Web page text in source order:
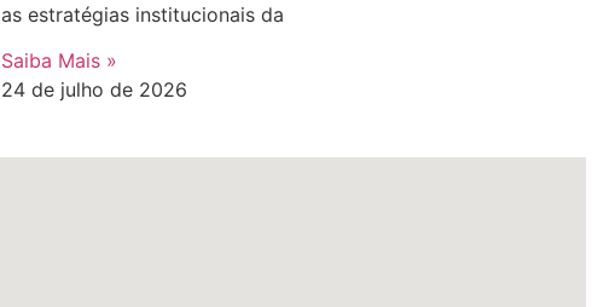
as estratégias institucionais da
Saiba Mais »
24 de julho de 2026